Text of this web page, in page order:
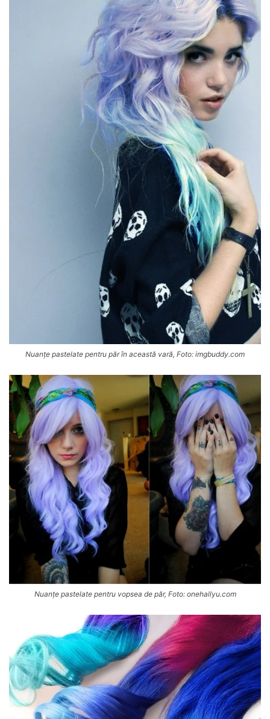
Nuanțe pastelate pentru păr în această vară, Foto: imgbuddy.com
Nuanțe pastelate pentru vopsea de păr, Foto: onehallyu.com